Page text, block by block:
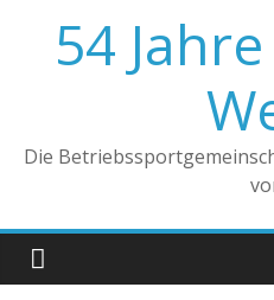
springen54 Jahre
Die